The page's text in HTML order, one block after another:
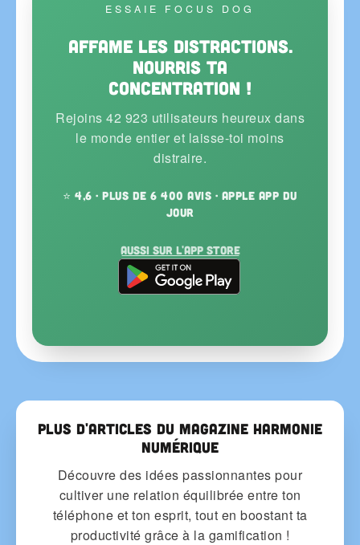
ESSAIE FOCUS DOG
Affame les distractions.
Nourris ta
concentration !
Rejoins 42 923 utilisateurs heureux dans
le monde entier et laisse-toi moins
distraire.
⭐ 4,6 · plus de 6 400 avis · Apple App du
Jour
Aussi sur l'App Store
Plus d'articles du Magazine Harmonie
Numérique
Découvre des idées passionnantes pour
cultiver une relation équilibrée entre ton
téléphone et ton esprit, tout en boostant ta
productivité grâce à la gamification !